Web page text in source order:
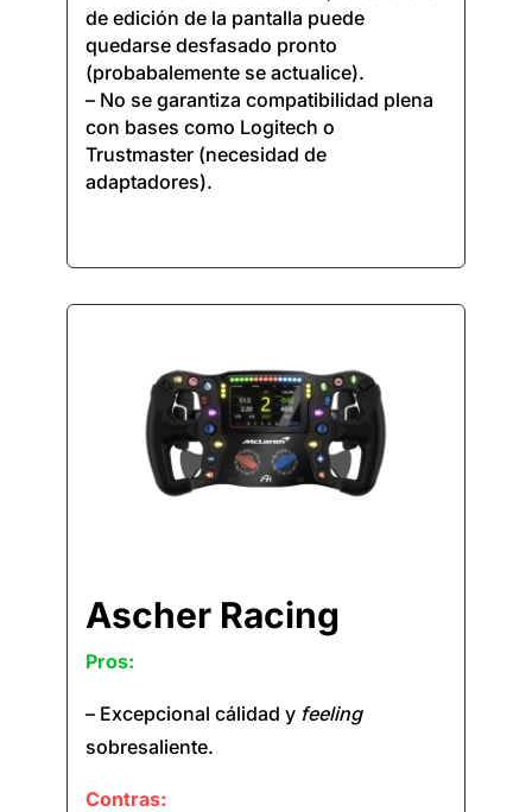
de edición de la pantalla puede
quedarse desfasado pronto
(probabalemente se actualice).
– No se garantiza compatibilidad plena
con bases como Logitech o
Trustmaster (necesidad de
adaptadores).
Ascher Racing
Pros:
– Excepcional cálidad y feeling
sobresaliente.
Contras: